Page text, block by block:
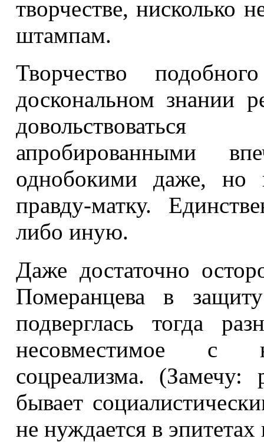
творчестве, нисколько
штампам.
Творчество
доскональном знании
апробированными
однобокими даже, но
правду-матку.
либо иную.
Даже достаточно
Померанцева в
подверглась тогда
несовместимое с
соцреализма.
бывает
не нуждается в